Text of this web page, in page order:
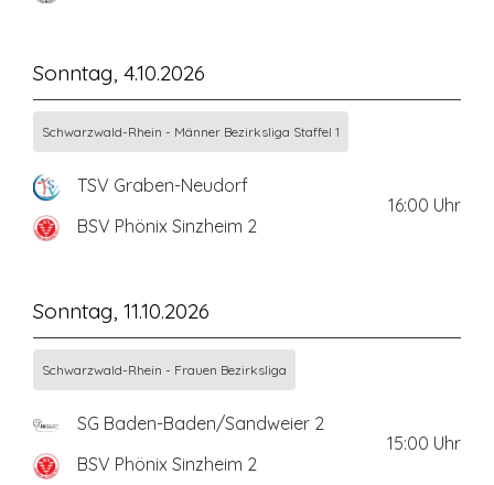
Sonntag, 4.10.2026
Schwarzwald-Rhein - Männer Bezirksliga Staffel 1
TSV Graben-Neudorf
BSV Phönix Sinzheim 2
16:00 Uhr
Sonntag, 11.10.2026
Schwarzwald-Rhein - Frauen Bezirksliga
SG Baden-Baden/Sandweier 2
BSV Phönix Sinzheim 2
15:00 Uhr